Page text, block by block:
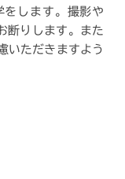
をします。撮影や
断りします。また
いただきますよう